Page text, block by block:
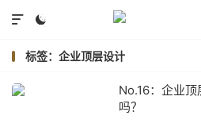


标签：企业顶层设计
No.16：企业
吗？